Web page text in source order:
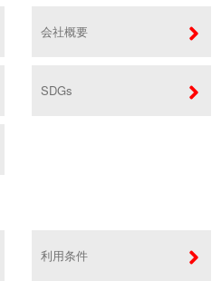
会社概要
SDGs
利用条件